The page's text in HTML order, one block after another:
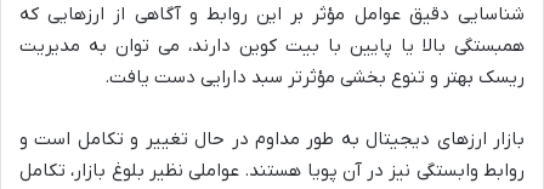
شناسایی دقیق عوامل مؤثر بر این روابط و آگاهی از ارزهایی که
همبستگی بالا یا پایین با بیت کوین دارند، می توان به مدیریت
ریسک بهتر و تنوع بخشی مؤثرتر سبد دارایی دست یافت.
بازار ارزهای دیجیتال به طور مداوم در حال تغییر و تکامل است و
روابط وابستگی نیز در آن پویا هستند. عواملی نظیر بلوغ بازار، تکامل